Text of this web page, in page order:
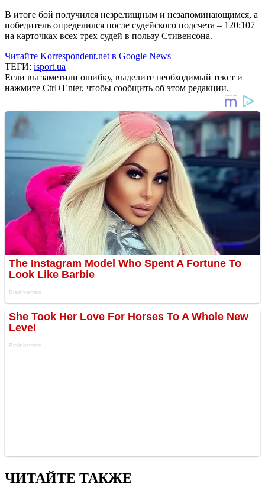
В итоге бой получился незрелищным и незапоминающимся, а
победитель определился после судейского подсчета – 120:107
на карточках всех трех судей в пользу Стивенсона.
Читайте Korrespondent.net в Google News
ТЕГИ: isport.ua
Если вы заметили ошибку, выделите необходимый текст и
нажмите Ctrl+Enter, чтобы сообщить об этом редакции.
ЧИТАЙТЕ ТАКЖЕ